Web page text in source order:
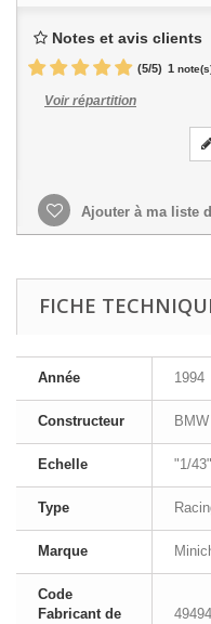
Notes et avis clients
(5/5) 1
Voir répartition
Ajouter à ma liste
FICHE
Année 1994
Constructeur BMW
Echelle "1/43"
Type
Marque
Code
Fabricant de